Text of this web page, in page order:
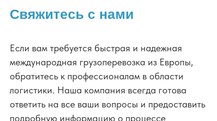
Свяжитесь с нами
Если вам требуется быстрая и надежная
международная грузоперевозка из Европы,
обратитесь к профессионалам в области
логистики. Наша компания всегда готова
ответить на все ваши вопросы и предоставить
подробную информацию о процессе